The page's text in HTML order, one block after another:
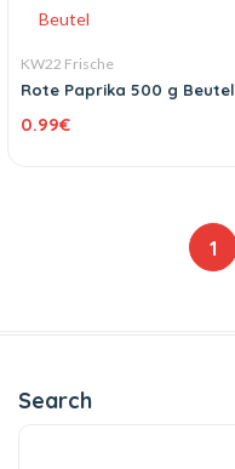
KW22 Frische
Rote Paprika 500 g Beutel
0.99€
1
Search